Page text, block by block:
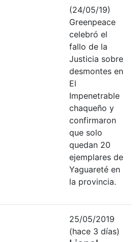
(24/05/19)
Greenpeace
celebró el
fallo de la
Justicia sobre
desmontes en
El
Impenetrable
chaqueño y
confirmaron
que solo
quedan 20
ejemplares de
Yaguareté en
la provincia.
25/05/2019
(hace 3 días)